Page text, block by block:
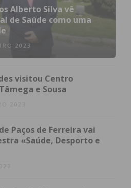
Alberto Silva vê
de Saúde como uma
2023
visitou Centro
e Sousa
2023
Paços de Ferreira vai
«Saúde, Desporto e